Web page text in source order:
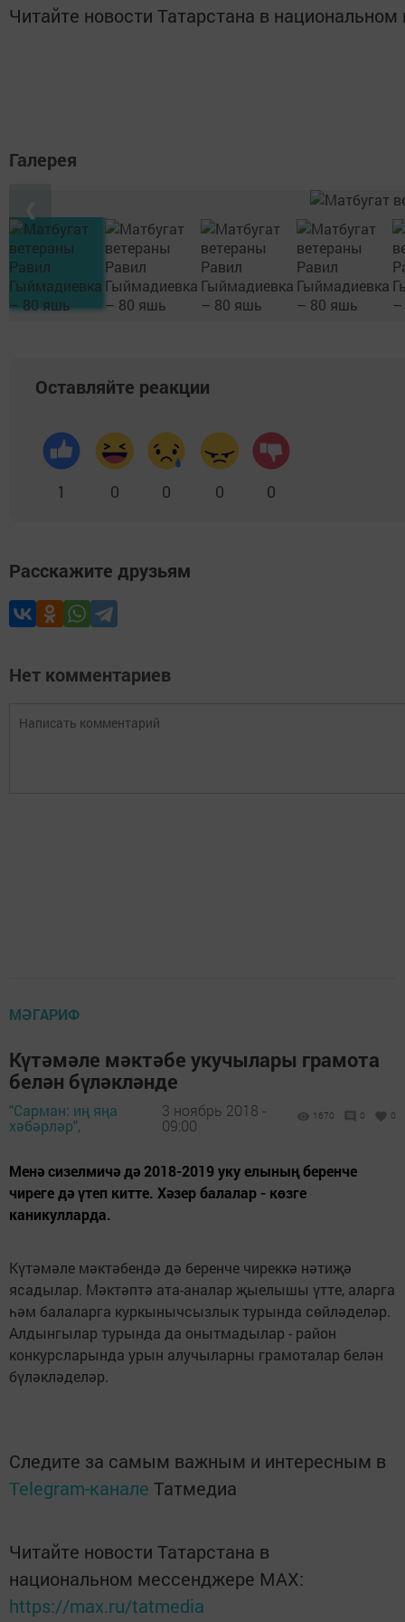
Читайте новости Татарстана в
Галерея
Оставляйте реакции
1 0 0 0 0
Расскажите друзьям
Нет комментариев
МӘГАРИФ
Күтәмәле мәктәбе укучылары грамота
белән бүләкләнде
"Сарман: иң яңа
хәбәрләр",
3 ноябрь 2018 -
09:00
1670 0 0
Менә сизелмичә дә 2018-2019 уку елының беренче
чиреге дә үтеп китте. Хәзер балалар - көзге
каникулларда.
Күтәмәле мәктәбендә дә беренче чиреккә нәтиҗә
ясадылар. Мәктәптә ата-аналар җыелышы үтте, аларга
һәм балаларга куркынычсызлык турында сөйләделәр.
Алдынгылар турында да онытмадылар - район
конкурсларында урын алучыларны грамоталар белән
бүләкләделәр.
Следите за самым важным и интересным в
Telegram-канале Татмедиа
Читайте новости Татарстана в
национальном мессенджере MАХ:
https://max.ru/tatmedia